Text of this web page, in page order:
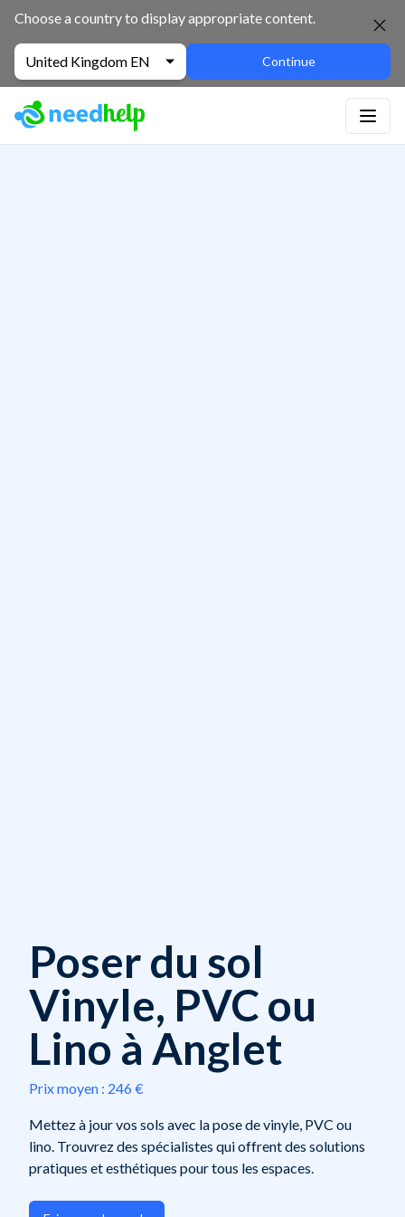
Choose a country to display appropriate content.
United Kingdom EN Continue
Poser du sol
Vinyle, PVC ou
Lino à Anglet
Prix moyen : 246 €
Mettez à jour vos sols avec la pose de vinyle, PVC ou
lino. Trouvrez des spécialistes qui offrent des solutions
pratiques et esthétiques pour tous les espaces.